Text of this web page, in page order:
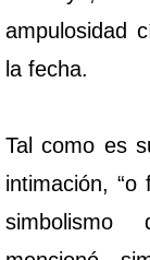
ampulosidad
la fecha.
Tal como es
intimación, “o
simbolismo